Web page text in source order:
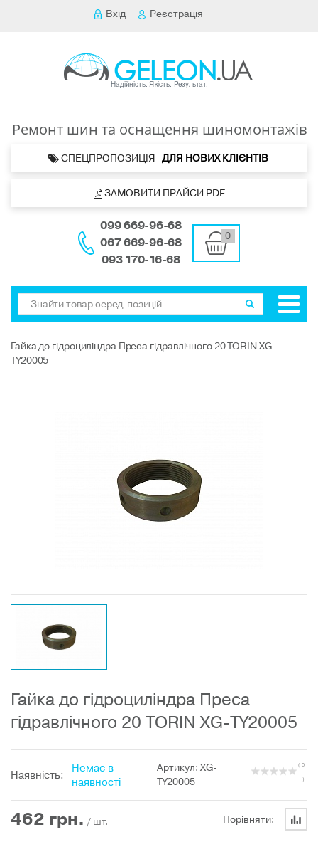
Вхід Реєстрація
Ремонт шин та оснащення шиномонтажів
СПЕЦПРОПОЗИЦІЯ ДЛЯ НОВИХ КЛІЄНТІВ
ЗАМОВИТИ ПРАЙСИ PDF
099 669-96-68
067 669-96-68
093 170-16-68
0
Гайка до гідроциліндра Преса гідравлічного 20 TORIN XG-
TY20005
Гайка до гідроциліндра Преса
гідравлічного 20 TORIN XG-TY20005
Наявність:
Немає в
наявності
Артикул: XG-
TY20005
( 0
)
462 грн. / шт. Порівняти: